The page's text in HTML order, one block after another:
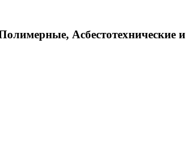
Асбестотехнические и